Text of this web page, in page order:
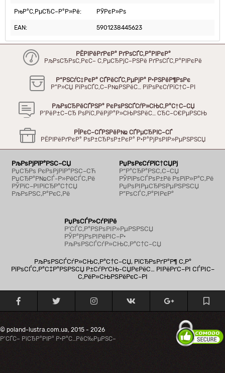
РњР°С‚РµСЂС–Р°Р»Рё: РЎРєР»Рѕ
EAN: 5901238445623
РЁРІРёРґРєР° РґРѕСЃС‚Р°РІРєР°
РљРѕСЂРѕС‚РєС– С‚РµСЂРјС–РЅРё РґРѕСЃС‚Р°РІРєРё
Р“РЅСѓС‡РєР° СЃРёСЃС‚РµРјР° Р·РЅРёР¶РѕРє
Р”Р»СЏ РїРѕСЃС‚С–Р№РЅРёС… РїРѕРєСѓРїС†С–РІ
РљРѕСЂРёСЃРЅР° РєРѕРЅСЃСѓР»СЊС‚Р°С†С–СЏ
Р’РёР±С–СЂ РѕРїС‚РёРјР°Р»СЊРЅРёС… СЂС–С€РµРЅСЊ
РЇРєС–СЃРЅРёР№ СЃРµСЂРІС–СЃ
РЁРІРёРґРєР° РѕР±СЂРѕР±РєР° Р·Р°РјРѕРІР»РµРЅРЅСЏ
РљРѕРјРїР°РЅС–СЏ
РџСЂРѕ РєРѕРјРїР°РЅС–СЋ
РџСЂР°Р№СЃ-Р»РёСЃС‚Рё
РЎРїС–РІРїСЂР°С†СЏ
РљРѕРЅС‚Р°РєС‚Рё
РџРѕРєСѓРїС†СЏРј
Р“Р°СЂР°РЅС‚С–СЏ
РЎРїРѕСЃРѕР±Рё РѕРїР»Р°С‚Рё
РџРѕРІРµСЂРЅРµРЅРЅСЏ
Р”РѕСЃС‚Р°РІРєР°
РџРѕСЃР»СѓРіРё
Р’СЃС‚Р°РЅРѕРІР»РµРЅРЅСЏ
РЎР°РјРѕРІРёРІС–Р·
РљРѕРЅСЃСѓР»СЊС‚Р°С†С–СЏ
РљРѕРЅСЃСѓР»СЊС‚Р°С†С–СЏ, РїСЂРѕРґР°Р¶ С‚Р°
РїРѕСЃС‚Р°С‡Р°РЅРЅСЏ Р±СѓРґСЊ-СЏРєРёС… РІРёРґС–РІ СЃРІС–
С‚РёР»СЊРЅРёРєС–РІ
© poland-lustra.com.ua, 2015 - 2026
Р’СЃС– РїСЂР°РІР° Р·Р°С…РёС‰РµРЅС–